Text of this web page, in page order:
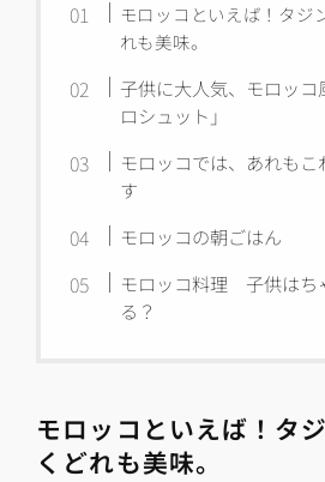
モロッコといえば！タジ
れも美味。
子供に大人気、モロッ
ロシュット」
モロッコでは、あれも
す
モロッコの朝ごはん
モロッコ料理 子供はち
る？
モロッコといえば！タ
くどれも美味。